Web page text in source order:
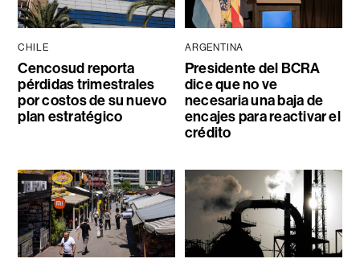
CHILE
Cencosud reporta
pérdidas trimestrales
por costos de su nuevo
plan estratégico
ARGENTINA
Presidente del BCRA
dice que no ve
necesaria una baja de
encajes para reactivar el
crédito